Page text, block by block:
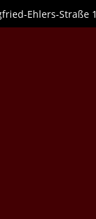
Ehlers-Straße 1